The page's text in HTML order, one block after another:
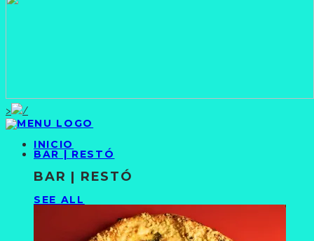
>
INICIO
BAR | RESTÓ
BAR | RESTÓ
SEE ALL